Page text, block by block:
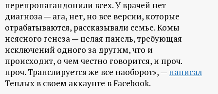
н
н
ы
й
перепропагандонили всех. У врачей нет
диагноза — ага, нет, но все версии, которые
отрабатываются, рассказывали семье. Комы
неясного генеза — целая панель, требующая
исключений одного за другим, что и
происходит, о чем честно говорится, и проч.
проч. Транслируется же все наоборот», — написал
Теплых в своем аккаунте в Facebook.